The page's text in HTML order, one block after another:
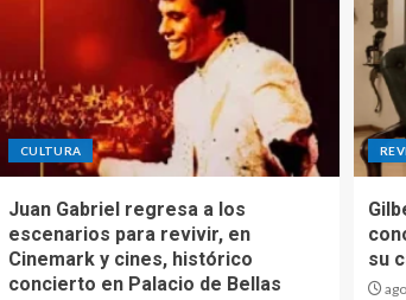
CULTURA
Juan Gabriel regresa a los
escenarios para revivir, en
Cinemark y cines, histórico
concierto en Palacio de Bellas
su